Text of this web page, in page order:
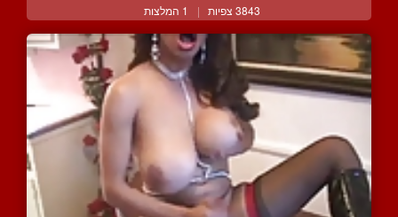
3843 צפיות | 1 המלצות